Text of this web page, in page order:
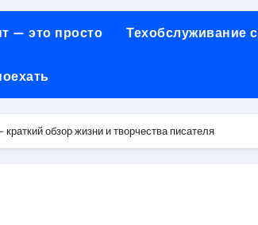
для онлайн-платежей за 5 минут
как превратить ливень в комфортную
премиального сегмента у 84-
— это просто Техобслуживание
обзор жизни и творчества писателя